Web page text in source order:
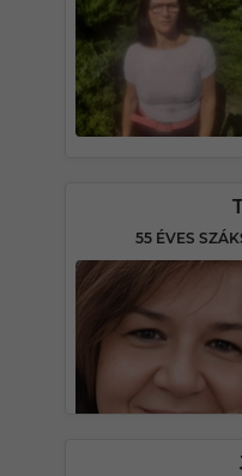
55 ÉVES